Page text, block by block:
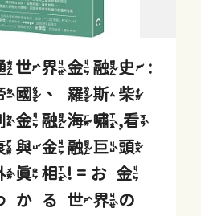
世界金融史 :
國、羅斯柴
金融海嘯,看
與金融巨頭
真相! = お金
かる世界の